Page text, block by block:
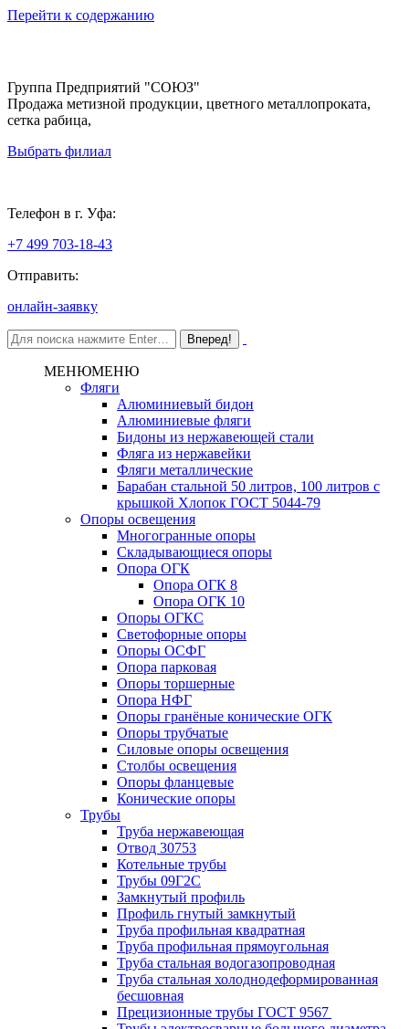
Перейти к содержанию
Группа Предприятий "СОЮЗ"
Продажа метизной продукции, цветного металлопроката,
сетка рабица,
Выбрать филиал
Телефон в г. Уфа:
+7 499 703-18-43
Отправить:
онлайн-заявку
МЕНЮМЕНЮ
Фляги
Алюминиевый бидон
Алюминиевые фляги
Бидоны из нержавеющей стали
Фляга из нержавейки
Фляги металлические
Барабан стальной 50 литров, 100 литров с
крышкой Хлопок ГОСТ 5044-79
Опоры освещения
Многогранные опоры
Складывающиеся опоры
Опора ОГК
Опора ОГК 8
Опора ОГК 10
Опоры ОГКС
Светофорные опоры
Опоры ОСФГ
Опора парковая
Опоры торшерные
Опора НФГ
Опоры гранёные конические ОГК
Опоры трубчатые
Силовые опоры освещения
Столбы освещения
Опоры фланцевые
Конические опоры
Трубы
Труба нержавеющая
Отвод 30753
Котельные трубы
Трубы 09Г2С
Замкнутый профиль
Профиль гнутый замкнутый
Труба профильная квадратная
Труба профильная прямоугольная
Труба стальная водогазопроводная
Труба стальная холоднодеформированная
бесшовная
Прецизионные трубы ГОСТ 9567